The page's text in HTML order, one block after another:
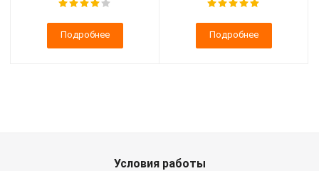
Подробнее Подробнее
Условия работы